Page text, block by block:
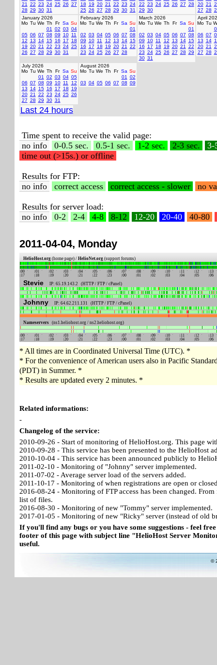
21
22 23 24 25 26 27
28 29 30 31
18
19 20 21 22 23 24
25 26 27 28 29 30 31
22 23 24 25 26 27 28
29 30
20 21
27 28
January 2026
Mo Tu We Th Fr Sa Su
01
02 03 04
05 06 07 08 09 10 11
12
13 14 15 16 17
18
19 20 21 22 23 24 25
26 27 28 29 30 31
February 2026
Mo Tu We Th Fr Sa Su
01
02 03 04 05 06 07 08
09
10 11 12 13 14 15
16
17 18 19 20 21
22
23 24 25 26 27 28
March 2026
Mo Tu We Th Fr Sa Su
01
02 03 04 05 06 07 08
09
10 11 12 13 14 15
16
17 18 19 20 21
22
23 24 25 26 27 28 29
30 31
April
Mo Tu
06 07
13
14
20 21
27 28
July 2026
Mo Tu We Th Fr Sa Su
01
02 03 04 05
06 07 08 09 10 11
12
13
14 15 16 17 18
19
20 21 22 23 24 25 26
27 28 29 30 31
August 2026
Mo Tu We Th Fr Sa Su
01
02
03 04 05 06 07 08 09
Last 24 hours
Time spent to receive the valid page:
no info
0-0.5 sec. 0.5-1 sec. 1-2 sec. 2-3 sec.
3-
time out (>15s.) or offline
Results for FTP:
no info
correct access correct access - slower no
Results for server load:
no info
0-2 2-4 4-8 8-12 12-20 20-40 40-80
2011-04-04, Monday
HelioHost.org (home page) / HelioNet.org (support forums)
Stevie IP: 65.19.143.2 (HTTP / FTP / cPanel)
Johnny IP: 64.62.211.131 (HTTP / FTP / cPanel)
Nameservers (ns1.heliohost.org / ns2.heliohost.org)
00 01 02 03 04 05 06 07 08 09 10 11 12
13
17
18 19 20 21 22 23 00 01 02 03 04 05 06
00 01 02 03 04 05 06 07 08 09 10 11 12
13
17
18 19 20 21 22 23 00 01 02 03 04 05 06
* All times are in Coordinated Universal Time (UTC). *
* For the convenience of American users also in Pacific
(PDT) in Summer. *
* Results are updated every 2 minutes. *
Related informations:
-
Changelog of the service:
2010-09-26 - Start of monitoring of HelioHost.org. This page
2010-09-28 - This service has been presented to the HelioHost
2010-10-04 - This service has been announced publicly to
2011-02-10 - Monitoring of "Johnny" server implemented.
2011-07-02 - Average server load of the servers added.
2011-10-17 - Monitoring of when registrations are open or
2016-08-24 - Monitoring of FTP access has been changed.
list of files.
2016-08-30 - Monitoring of new "Tommy" server implemented.
2017-01-05 - Monitoring of new "Ricky" server (instead of old
If you'll find any bugs or you have some suggestions - feel
footer of this page with subject line "HelioHost Server
useful.
©